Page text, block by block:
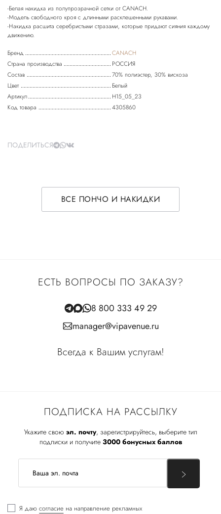
-Белая накидка из полупрозрачной сетки от CANACH.
-Модель свободного кроя с длинными расклешенными рукавами.
-Накидка расшита серебристыми стразами, которые придают сияния каждому
Бренд
CANACH
Страна производства
РОССИЯ
Состав
70% полиэстер, 30% вискоза
Цвет
Белый
Артикул
H15_05_23
Код товара
4305860
ПОДЕЛИТЬСЯ
ВСЕ ПОНЧО И НАКИДКИ
ПОДПИСКА НА РАССЫЛКУ
Укажите свою эл. почту, зарегистрируйтесь, выберите тип
подписки и получите 3000 бонусных баллов
Я даю согласие на направление рекламных
ЕСТЬ ВОПРОСЫ ПО ЗАКАЗУ?
8 800 333 49 29
manager@vipavenue.ru
Всегда к Вашим услугам!